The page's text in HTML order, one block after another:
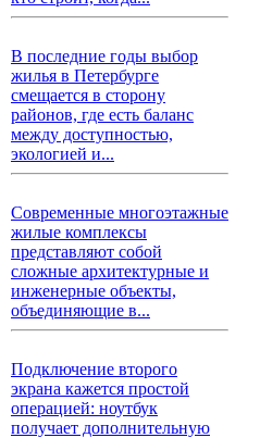
В последние годы выбор
жилья в Петербурге
смещается в сторону
районов, где есть баланс
между доступностью,
экологией и...
Современные многоэтажные
жилые комплексы
представляют собой
сложные архитектурные и
инженерные объекты,
объединяющие в...
Подключение второго
экрана кажется простой
операцией: ноутбук
получает дополнительную